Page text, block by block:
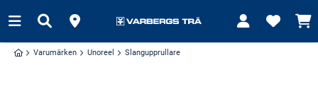
Varumärken Unoreel Slangupprullare